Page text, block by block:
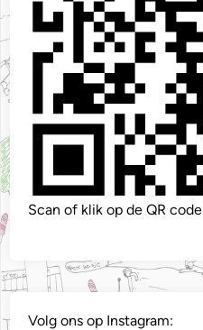
Scan of klik op de QR code
Volg ons op Instagram: